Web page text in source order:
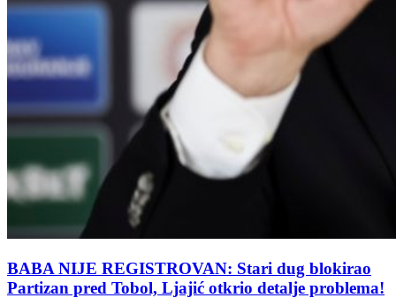
BABA NIJE REGISTROVAN: Stari dug blokirao
Partizan pred Tobol, Ljajić otkrio detalje problema!